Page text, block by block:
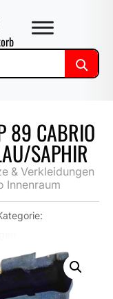
89 CABRIO
SAPHIR
& Verkleidungen
Innenraum